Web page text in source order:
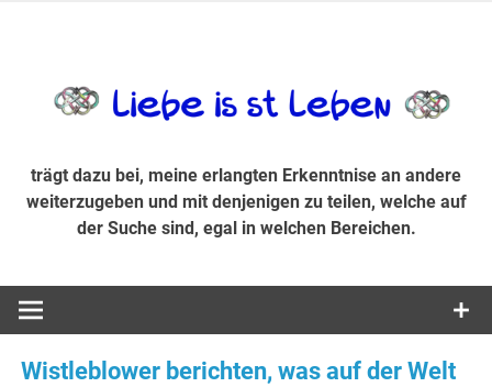
Suche sind, egal in welchen Bereichen.
trägt dazu bei, meine erlangten Erkenntnise an andere
weiterzugeben und mit denjenigen zu teilen, welche auf
der Suche sind, egal in welchen Bereichen.
Wistleblower berichten, was auf der Welt